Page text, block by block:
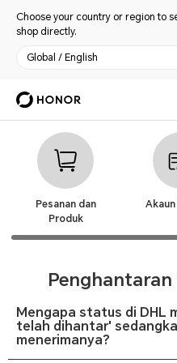
Choose your country or region to
shop directly.
Global / English
Pesanan dan
Produk
Mengapa status di DHL
telah dihantar'
menerimanya?
Sila hubungi DHL untuk